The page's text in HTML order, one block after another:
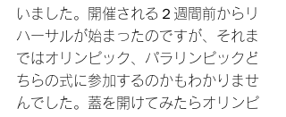
いました。開催される２週間前からリ
ハーサルが始まったのですが、それま
ではオリンピック、パラリンピックど
ちらの式に参加するのかもわかりませ
んでした。蓋を開けてみたらオリンピ